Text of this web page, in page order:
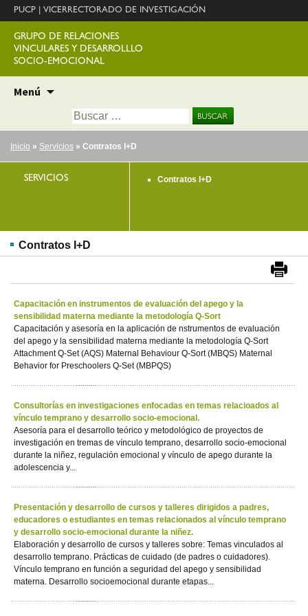
PUCP VICERRECTORADO DE INVESTIGACIÓN
GRUPO DE RELACIONES
VINCULARES Y DESARROLLLO
SOCIO-EMOCIONAL
Menú
contenido
Buscar:
Inicio » Servicios » Contratos I+D
SERVICIOS Contratos I+D
Contratos I+D
Capacitación en instrumentos de evaluación del apego y la
sensibilidad materna mediante la metodología Q-Sort
Capacitación y asesoría en la aplicación de nstrumentos de evaluación
del apego y la sensibilidad materna mediante la metodología Q-Sort
Attachment Q-Set (AQS) Maternal Behaviour Q-Sort (MBQS) Maternal
Behavior for Preschoolers Q-Set (MBPQS)
Consultorías en investigaciones enfocadas en temas relacioados al
vínculo temprano y desarrollo socio-emocional.
Asesoría para el desarrollo teórico y metodológico de proyectos de
investigación en tremas de vínculo temprano, desarrollo socio-emocional
durante la niñez, regulación emocional y vínculo de apego durante la
adolescencia y...
Presentación y desarrollo de cursos y talleres dirigidos a padres,
educadores o estudiantes en temas relacionados al vínculo temprano
y desarrollo socio-emocional durante la niñez.
Elaboración y desarrollo de cursos y talleres sobre: Temas vinculados al
desarrollo temprano. Prácticas de cuidado (de padres o cuidadores).
Vínculo temprano en función a seguridad del apego y sensibilidad
materna. Desarrollo socioemocional durante etapas...